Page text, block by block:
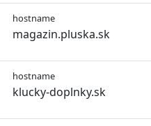
hostname
magazin.pluska.sk
hostname
klucky-doplnky.sk